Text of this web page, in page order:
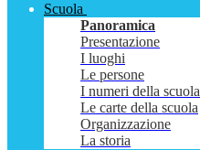
Scuola
Panoramica
Presentazione
I luoghi
Le persone
I numeri della scuola
Le carte della scuola
Organizzazione
La storia